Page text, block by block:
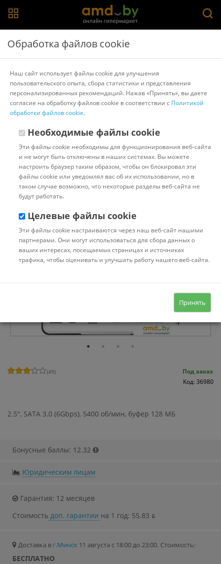
Главная > Каталог товаров Жесткие диски
Другие товары SEAGATE
(49)
Под заказ
Код: 36980
2.5", SATA 3.0 (6Gbps), 5400 об/мин, буфер 128 МБ
Бонусные баллы: 12.32
Юридическим лицам
Гарантия: 12 месяцев
Стоимость доп. гарантии на 1 год: 55.83 ƃ
Доставка в г.Минск 11 августа с 18:00 до 23:00. Стоимость:
БЕСПЛАТНО
Обработка файлов cookie
Наш сайт использует файлы cookie для улучшения
пользовательского опыта, сбора статистики и представления
персонализированных рекомендаций. Нажав «Принять», вы даете
согласие на обработку файлов cookie в соответствии с Политикой
обработки файлов cookie.
Необходимые файлы cookie
Эти файлы cookie необходимы для функционирования веб-сайта
и не могут быть отключены в наших системах. Вы можете
настроить браузер таким образом, чтобы он блокировал эти
файлы cookie или уведомлял вас об их использовании, но в
таком случае возможно, что некоторые разделы веб-сайта не
будут работать.
Целевые файлы cookie
Эти файлы cookie настраиваются через наш веб-сайт нашими
партнерами. Они могут использоваться для сбора данных о
ваших интересах, посещаемых страницах и источниках
трафика, чтобы оценивать и улучшать работу нашего веб-сайта.
Принять